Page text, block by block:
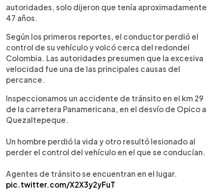
autoridades, solo dijeron que tenía aproximadamente
47 años.
Según los primeros reportes, el conductor perdió el
control de su vehículo y volcó cerca del redondel
Colombia. Las autoridades presumen que la excesiva
velocidad fue una de las principales causas del
percance.
Inspeccionamos un accidente de tránsito en el km 29
de la carretera Panamericana, en el desvío de Opico a
Quezaltepeque.
Un hombre perdió la vida y otro resultó lesionado al
perder el control del vehículo en el que se conducían.
Agentes de tránsito se encuentran en el lugar.
pic.twitter.com/X2X3y2yFuT